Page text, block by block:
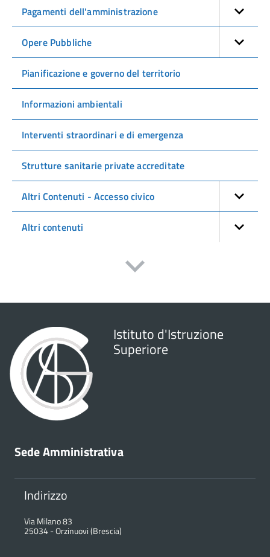
Pagamenti dell'amministrazione
Opere Pubbliche
Pianificazione e governo del territorio
Informazioni ambientali
Interventi straordinari e di emergenza
Strutture sanitarie private accreditate
Altri Contenuti - Accesso civico
Altri contenuti
Istituto d'Istruzione
Superiore
Sede Amministrativa
Indirizzo
Via Milano 83
25034-Orzinuovi (Brescia)